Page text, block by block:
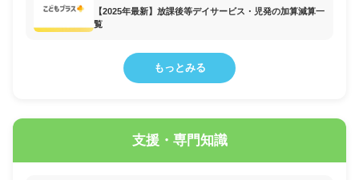
【2025年最新】放課後等デイサービス・児発の加算減算一
覧
もっとみる
支援・専門知識